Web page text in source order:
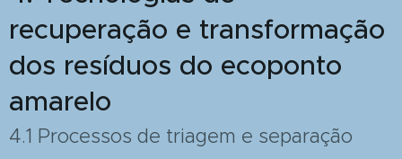
recuperação e transformação
dos resíduos do ecoponto
amarelo
4.1 Processos de triagem e separação